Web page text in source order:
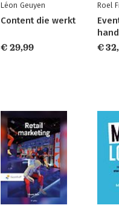
Léon Geuyen
Content die werkt
€ 29,99
Roel
€